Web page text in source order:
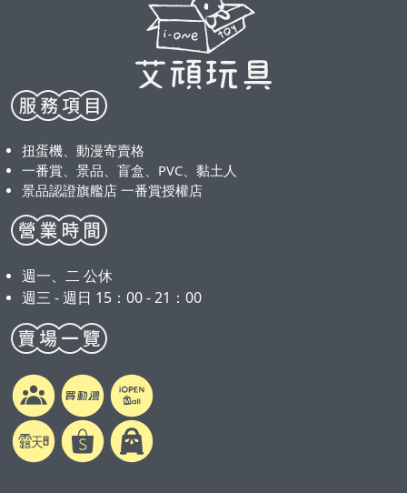
扭蛋機、動漫寄賣格
一番賞、景品、盲盒、PVC、黏土人
景品認證旗艦店 一番賞授權店
週一、二 公休
週三 - 週日 15：00 - 21：00